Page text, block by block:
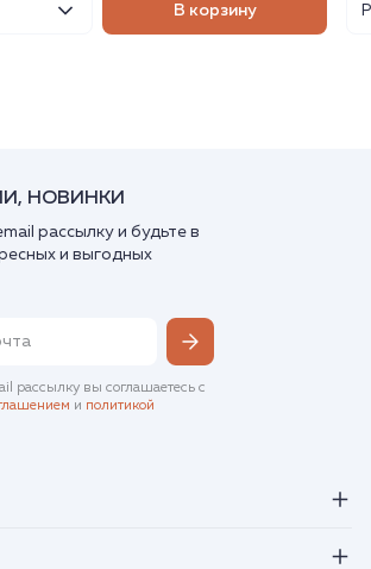
В корзину
НОВИНКИ
рассылку и будьте в
и выгодных
рассылку вы соглашаетесь с
и политикой